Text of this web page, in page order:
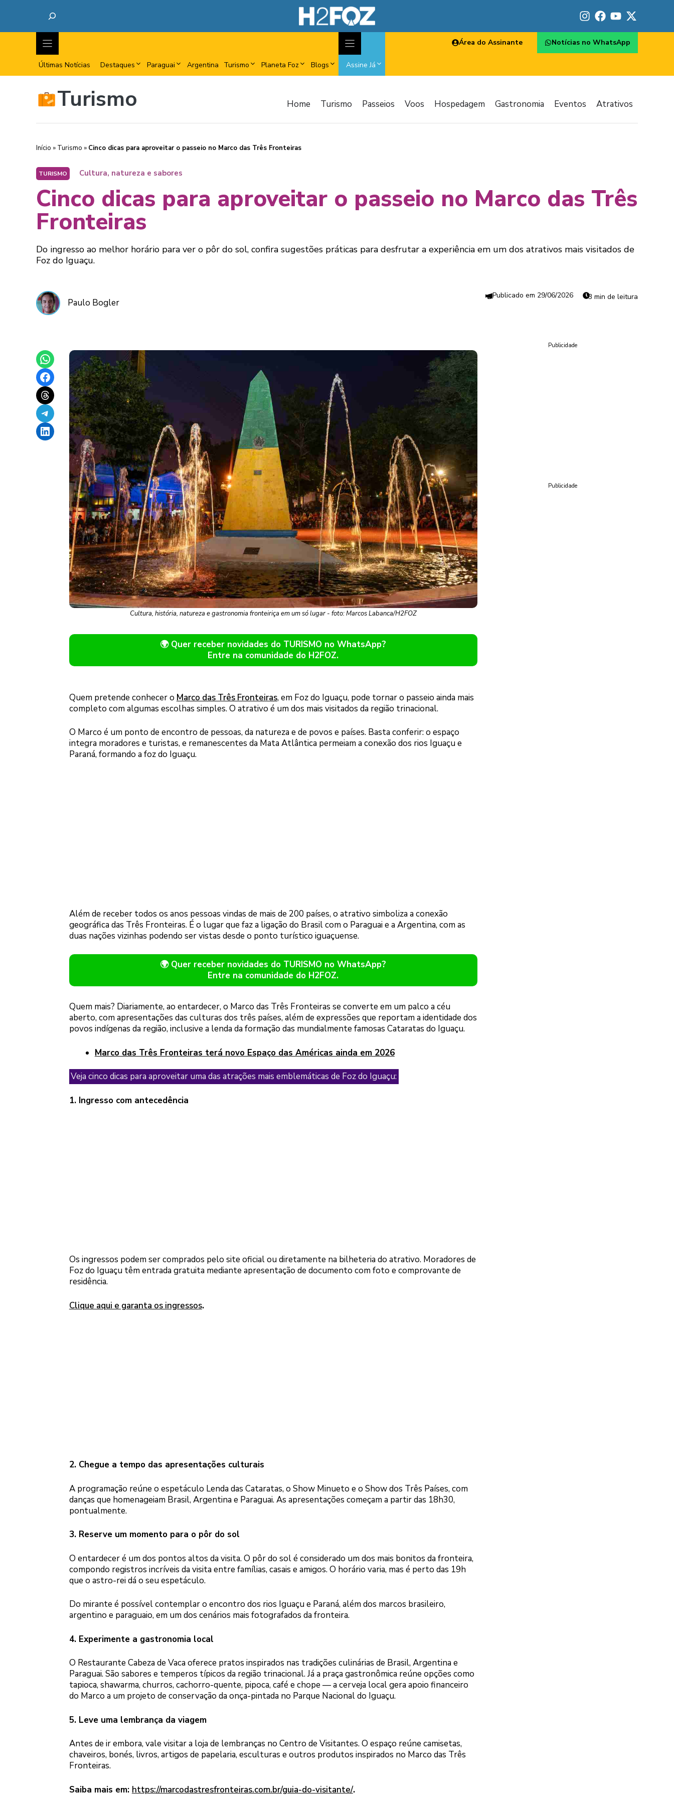
Últimas Notícias Destaques Paraguai Argentina Turismo Planeta Foz Blogs Assine Já
Área do Assinante Notícias no WhatsApp
Turismo Home Turismo Passeios Voos Hospedagem Gastronomia Eventos Atrativos
Início » Turismo » Cinco dicas para aproveitar o passeio no Marco das Três Fronteiras
TURISMO Cultura, natureza e sabores
Cinco dicas para aproveitar o passeio no Marco das Três
Fronteiras
Do ingresso ao melhor horário para ver o pôr do sol, confira sugestões práticas para desfrutar a experiência em um dos atrativos mais visitados de
Foz do Iguaçu.
Paulo Bogler
29/06/2026 3 min de leitura
Share on WhatsApp
Share on Facebook
Share on Threads
Share on Telegram
Share on LinkedIn
Cultura, história, natureza e gastronomia fronteiriça em um só lugar - foto: Marcos Labanca/H2FOZ
🌍 Quer receber novidades do TURISMO no WhatsApp?
Entre na comunidade do H2FOZ.
Quem pretende conhecer o Marco das Três Fronteiras, em Foz do Iguaçu, pode tornar o passeio ainda mais
completo com algumas escolhas simples. O atrativo é um dos mais visitados da região trinacional.
O Marco é um ponto de encontro de pessoas, da natureza e de povos e países. Basta conferir: o espaço
integra moradores e turistas, e remanescentes da Mata Atlântica permeiam a conexão dos rios Iguaçu e
Paraná, formando a foz do Iguaçu.
Além de receber todos os anos pessoas vindas de mais de 200 países, o atrativo simboliza a conexão
geográfica das Três Fronteiras. É o lugar que faz a ligação do Brasil com o Paraguai e a Argentina, com as
duas nações vizinhas podendo ser vistas desde o ponto turístico iguaçuense.
🌍 Quer receber novidades do TURISMO no WhatsApp?
Entre na comunidade do H2FOZ.
Quem mais? Diariamente, ao entardecer, o Marco das Três Fronteiras se converte em um palco a céu
aberto, com apresentações das culturas dos três países, além de expressões que reportam a identidade dos
povos indígenas da região, inclusive a lenda da formação das mundialmente famosas Cataratas do Iguaçu.
Marco das Três Fronteiras terá novo Espaço das Américas ainda em 2026
Veja cinco dicas para aproveitar uma das atrações mais emblemáticas de Foz do Iguaçu:
1. Ingresso com antecedência
Os ingressos podem ser comprados pelo site oficial ou diretamente na bilheteria do atrativo. Moradores de
Foz do Iguaçu têm entrada gratuita mediante apresentação de documento com foto e comprovante de
residência.
Clique aqui e garanta os ingressos.
2. Chegue a tempo das apresentações culturais
A programação reúne o espetáculo Lenda das Cataratas, o Show Minueto e o Show dos Três Países, com
danças que homenageiam Brasil, Argentina e Paraguai. As apresentações começam a partir das 18h30,
pontualmente.
3. Reserve um momento para o pôr do sol
O entardecer é um dos pontos altos da visita. O pôr do sol é considerado um dos mais bonitos da fronteira,
compondo registros incríveis da visita entre famílias, casais e amigos. O horário varia, mas é perto das 19h
que o astro-rei dá o seu espetáculo.
Do mirante é possível contemplar o encontro dos rios Iguaçu e Paraná, além dos marcos brasileiro,
argentino e paraguaio, em um dos cenários mais fotografados da fronteira.
4. Experimente a gastronomia local
O Restaurante Cabeza de Vaca oferece pratos inspirados nas tradições culinárias de Brasil, Argentina e
Paraguai. São sabores e temperos típicos da região trinacional. Já a praça gastronômica reúne opções como
tapioca, shawarma, churros, cachorro-quente, pipoca, café e chope — a cerveja local gera apoio financeiro
do Marco a um projeto de conservação da onça-pintada no Parque Nacional do Iguaçu.
5. Leve uma lembrança da viagem
Antes de ir embora, vale visitar a loja de lembranças no Centro de Visitantes. O espaço reúne camisetas,
chaveiros, bonés, livros, artigos de papelaria, esculturas e outros produtos inspirados no Marco das Três
Fronteiras.
Saiba mais em: https://marcodastresfronteiras.com.br/guia-do-visitante/.
Publicidade
Publicidade